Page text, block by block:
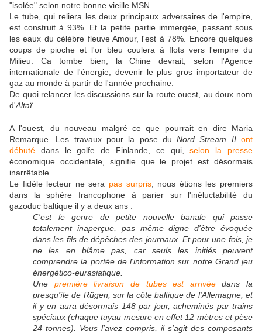
"isolée" selon notre bonne vieille MSN.
Le tube, qui reliera les deux principaux adversaires de l'empire,
est construit à 93%. Et la petite partie immergée, passant sous
les eaux du célèbre fleuve Amour, l'est à 78%. Encore quelques
coups de pioche et l'or bleu coulera à flots vers l'empire du
Milieu. Ca tombe bien, la Chine devrait, selon l'Agence
internationale de l'énergie, devenir le plus gros importateur de
gaz au monde à partir de l'année prochaine.
De quoi relancer les discussions sur la route ouest, au doux nom
d'Altaï...
A l'ouest, du nouveau malgré ce que pourrait en dire Maria
Remarque. Les travaux pour la pose duNord Stream II ont
débuté dans le golfe de Finlande, ce qui,selon la presse
économique occidentale, signifie que le projet est désormais
inarrêtable.
Le fidèle lecteur ne sera pas surpris, nous étions les premiers
dans la sphère francophone à parier sur l'inéluctabilité du
gazoduc baltique il y a deux ans :
C'est le genre de petite nouvelle banale qui passe
totalement inaperçue, pas même digne d'être évoquée
dans les fils de dépêches des journaux. Et pour une fois, je
ne les en blâme pas, car seuls les initiés peuvent
comprendre la portée de l'information sur notre Grand jeu
énergético-eurasiatique.
Une première livraison de tubes est arrivéedans la
presqu'île de Rügen, sur la côte baltique de l'Allemagne, et
il y en aura désormais 148 par jour, acheminés par trains
spéciaux (chaque tuyau mesure en effet 12 mètres et pèse
24 tonnes). Vous l'avez compris, il s'agit des composants